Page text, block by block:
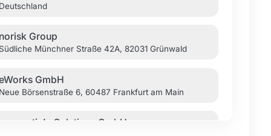
Deutschland
norisk Group
Südliche Münchner Straße 42A, 82031 Grünwald
GmbH
Neue Börsenstraße 6, 60487 Frankfurt am Main
connectiv! eSolutions GmbH